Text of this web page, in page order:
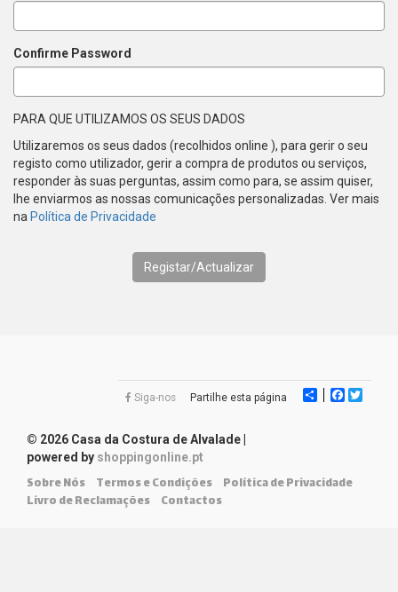
Confirme Password
PARA QUE UTILIZAMOS OS SEUS DADOS
Utilizaremos os seus dados (recolhidos online ), para gerir o seu
registo como utilizador, gerir a compra de produtos ou serviços,
responder às suas perguntas, assim como para, se assim quiser,
lhe enviarmos as nossas comunicações personalizadas. Ver mais
na Política de Privacidade
Siga-nos Partilhe esta página ShareFacebook
© 2026 Casa da Costura de Alvalade
powered by shoppingonline.pt
Sobre Nós Termos e Condições Política de Privacidade
Livro de Reclamações Contactos